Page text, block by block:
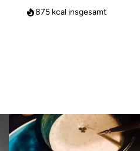
875 kcal insgesamt